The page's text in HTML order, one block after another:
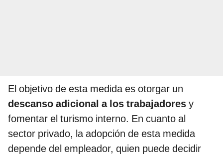
El objetivo de esta medida es otorgar un
descanso adicional a los trabajadores y
fomentar el turismo interno. En cuanto al
sector privado, la adopción de esta medida
depende del empleador, quien puede decidir